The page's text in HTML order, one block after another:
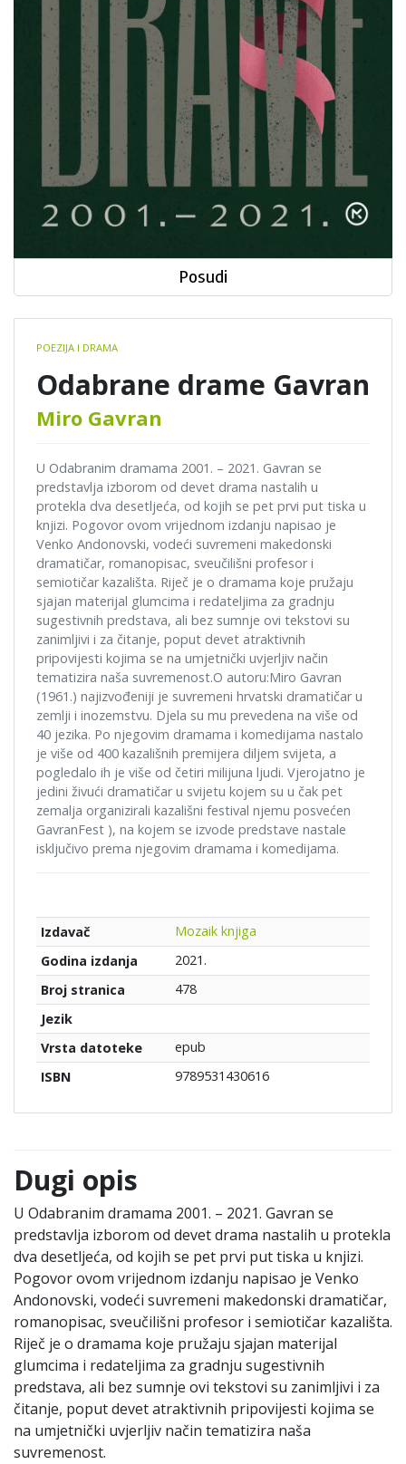
details
POEZIJA I DRAMA
Odabrane drame Gavran
Miro Gavran
U Odabranim dramama 2001. – 2021. Gavran se
predstavlja izborom od devet drama nastalih u
protekla dva desetljeća, od kojih se pet prvi put tiska u
knjizi. Pogovor ovom vrijednom izdanju napisao je
Venko Andonovski, vodeći suvremeni makedonski
dramatičar, romanopisac, sveučilišni profesor i
semiotičar kazališta. Riječ je o dramama koje pružaju
sjajan materijal glumcima i redateljima za gradnju
sugestivnih predstava, ali bez sumnje ovi tekstovi su
zanimljivi i za čitanje, poput devet atraktivnih
pripovijesti kojima se na umjetnički uvjerljiv način
tematizira naša suvremenost.O autoru:Miro Gavran
(1961.) najizvođeniji je suvremeni hrvatski dramatičar u
zemlji i inozemstvu. Djela su mu prevedena na više od
40 jezika. Po njegovim dramama i komedijama nastalo
je više od 400 kazališnih premijera diljem svijeta, a
pogledalo ih je više od četiri milijuna ljudi. Vjerojatno je
jedini živući dramatičar u svijetu kojem su u čak pet
zemalja organizirali kazališni festival njemu posvećen
GavranFest ), na kojem se izvode predstave nastale
isključivo prema njegovim dramama i komedijama.
Izdavač
Mozaik knjiga
Godina izdanja
2021.
Broj stranica
478
Jezik
Vrsta datoteke
epub
ISBN
9789531430616
Posudi
Dugi opis
U Odabranim dramama 2001. – 2021. Gavran se
predstavlja izborom od devet drama nastalih u protekla
dva desetljeća, od kojih se pet prvi put tiska u knjizi.
Pogovor ovom vrijednom izdanju napisao je Venko
Andonovski, vodeći suvremeni makedonski dramatičar,
romanopisac, sveučilišni profesor i semiotičar kazališta.
Riječ je o dramama koje pružaju sjajan materijal
glumcima i redateljima za gradnju sugestivnih
predstava, ali bez sumnje ovi tekstovi su zanimljivi i za
čitanje, poput devet atraktivnih pripovijesti kojima se
na umjetnički uvjerljiv način tematizira naša
suvremenost.